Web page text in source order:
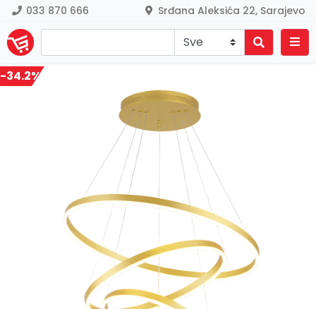
033 870 666 Srđana Aleksića 22, Sarajevo
-34.2%
Previous